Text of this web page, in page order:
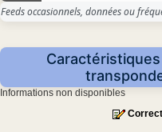
Feeds occasionnels, données ou
Informations non disponibles